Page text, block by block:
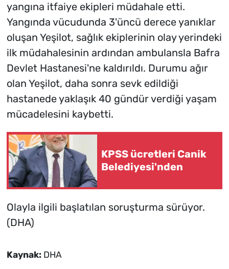
yangına itfaiye ekipleri müdahale etti.
Yangında vücudunda 3'üncü derece yanıklar
oluşan Yeşilot, sağlık ekiplerinin olay yerindeki
ilk müdahalesinin ardından ambulansla Bafra
Devlet Hastanesi'ne kaldırıldı. Durumu ağır
olan Yeşilot, daha sonra sevk edildiği
hastanede yaklaşık 40 gündür verdiği yaşam
mücadelesini kaybetti.
KPSS ücretleri Canik
Belediyesi'nden
Olayla ilgili başlatılan soruşturma sürüyor.
(DHA)
Kaynak: DHA